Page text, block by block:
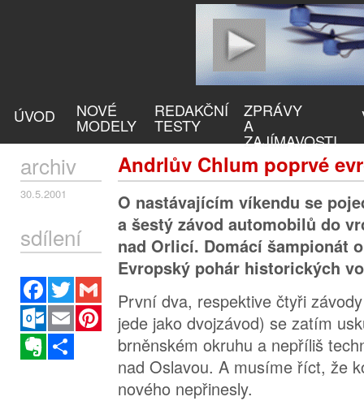
ÚVOD NOVÉ
MODELY
REDAKČNÍ
TESTY
ZPRÁVY
A
ZAJÍMAVOSTI
Andrlův Chlum poprvé
archiv
30.5.2001
sdílení
Facebook
Twitter
Outlook.com
Email
Pinterest
Evernote
O nastávajícím víkendu se
a šestý závod automobilů do
nad Orlicí. Domácí šampionát
Evropský pohár historických
První dva, respektive čtyři
jede jako dvojzávod) se zatím
brněnském okruhu a nepříliš
nad Oslavou. A musíme říct, že
nového nepřinesly.